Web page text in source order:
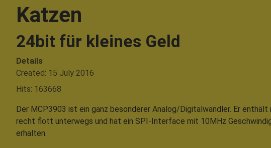
Katzen
24bit für kleines Geld
Details
Created: 15 July 2016
Hits: 163668
Der MCP3903 ist ein ganz besonderer Analog/Digitalwandler. Er
recht flott unterwegs und hat ein SPI-Interface mit 10MHz
erhalten.